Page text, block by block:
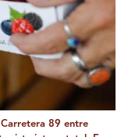
89 entre